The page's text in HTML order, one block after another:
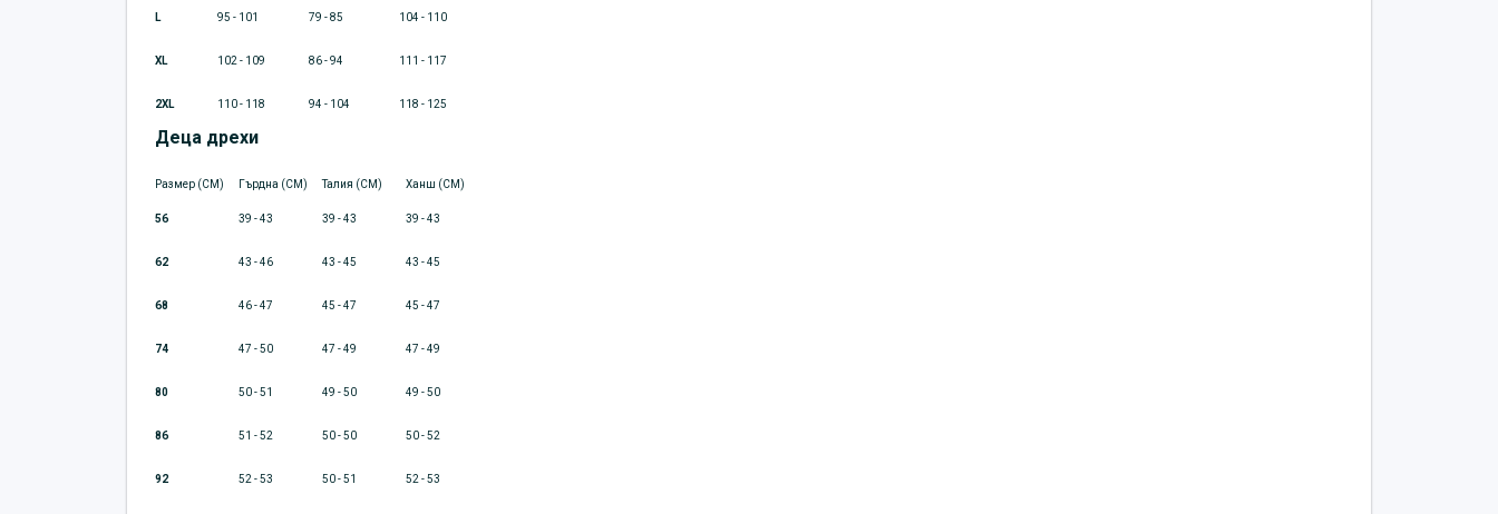
L 95 - 101 79 - 85 104 - 110
XL 102 - 109 86 - 94 111 - 117
2XL 110 - 118 94 - 104 118 - 125
Деца дрехи
Размер (CM) Гърдна (CM) Талия (CM) Ханш (CM)
56 39 - 43 39 - 43 39 - 43
62 43 - 46 43 - 45 43 - 45
68 46 - 47 45 - 47 45 - 47
74 47 - 50 47 - 49 47 - 49
80 50 - 51 49 - 50 49 - 50
86 51 - 52 50 - 50 50 - 52
92 52 - 53 50 - 51 52 - 53